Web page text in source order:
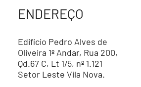
ENDEREÇO
Edifício Pedro Alves de
Oliveira 1º Andar, Rua 200,
Qd.67 C, Lt 1/5, nº 1.121
Setor Leste Vila Nova.